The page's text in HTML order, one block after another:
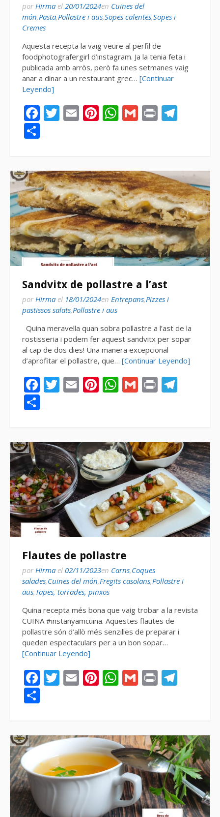
por Hirma el 20/01/2024en Cuines del
món,Pasta,Pollastre i aus,Sopes calentes,Sopes i
Cremes
Aquesta recepta la vaig veure al perfil de
foodphotografergirl d’instagram. Ja la tenia feta i
publicada amb arròs, però fa unes setmanes vaig
anar a dinar a un restaurant grec… [Continuar
Leyendo]
Facebook
Twitter
EmailPinterest
WhatsApp
Gmail
Print
Sandvitx de pollastre a l’ast
por Hirma el 18/01/2024en Entrepans,Pizzes i
pastissos salats,Pollastre i aus
Quina meravella quan sobra pollastre a l’ast de la
rostisseria i podem fer aquest sandvitx per sopar
al cap de dos dies! Una manera excepcional
d’aprofitar el pollastre, que… [Continuar Leyendo]
Facebook
Twitter
EmailPinterest
WhatsApp
Gmail
Print
Flautes de pollastre
por Hirma el 02/11/2023en Carns,Coques
salades,Cuines del món,Fregits casolans,Pollastre i
aus,Tapes, torrades, pinxos
Quina recepta més bona que vaig trobar a la revista
CUINA #instanyamcuina. Aquestes flautes de
pollastre són d’allò més senzilles de preparar i
queden espectaculars per a un bon sopar…
[Continuar Leyendo]
Facebook
Twitter
EmailPinterest
WhatsApp
Gmail
Print